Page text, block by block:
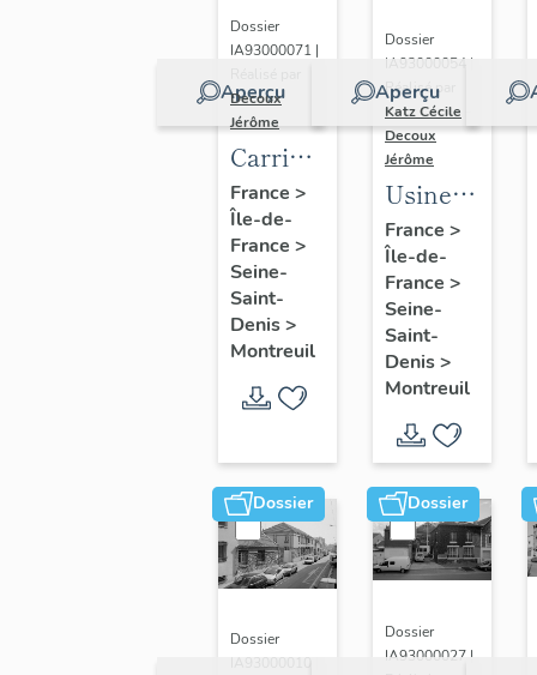
inventaire)
parisienne
de
tranchage
et
déroulage,
puis
société
Maréchaux,
puis
entrepôt
commercial
(détruit
après
inventaire)
Aperçu
Dossier
IA93000071 |
Decoux
Jérôme
Carrière,
plâtrière
et
briqueterie
Morel
(détruit)
France >
Île-de-
France >
Seine-
Saint-
Denis>
Montreuil
Aperçu
Dossier
IA93000054 |
Réalisé par
Katz Cécile
Decoux
Jérôme
Usine
de
construction
mécanique
André
Laubeuf
(détruit
après
inventaire)
France >
Île-de-
France >
Seine-
Saint-
Denis>
Montreuil
Dossier
Dossier
IA93000010 |
Dossier
Dossier
IA93000027 |